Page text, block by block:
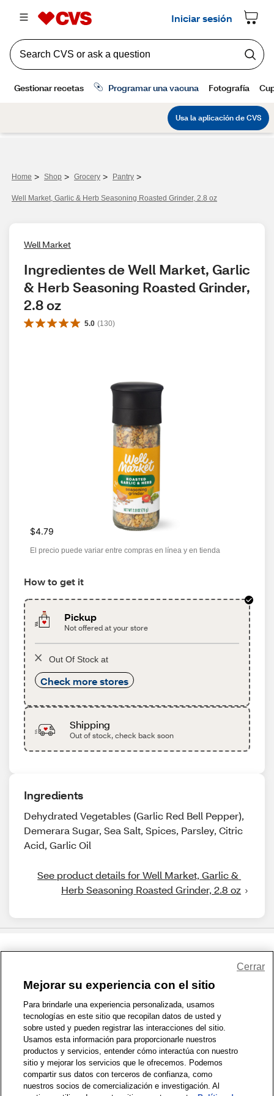
Home > Shop > Grocery > Pantry >
Well Market, Garlic & Herb Seasoning Roasted Grinder, 2.8 oz
Well Market
Ingredientes de Well Market, Garlic
& Herb Seasoning Roasted Grinder,
2.8 oz
5.0 (130)
$4.79
El precio puede variar entre compras en línea y en tienda
How to get it
Pickup
Not offered at your store
Out Of Stock at
Check more stores
Shipping
Out of stock, check back soon
Ingredients
Dehydrated Vegetables (Garlic Red Bell Pepper),
Demerara Sugar, Sea Salt, Spices, Parsley, Citric
Acid, Garlic Oil
See product details for Well Market, Garlic &
Herb Seasoning Roasted Grinder, 2.8 oz
1-800-679-9691 | Contáctenos | Términos de Uso | Accesibilidad
Política de Privacidad | WA Privacy Policy | Mapa del sitio
Zona de Bienestar | © 1999 - 2026 CVS.com
Mejorar su experiencia con el sitio
Para brindarle una experiencia personalizada, usamos
tecnologías en este sitio que recopilan datos de usted y
sobre usted y pueden registrar las interacciones del sitio.
Usamos esta información para proporcionarle nuestros
productos y servicios, entender cómo interactúa con nuestro
sitio y mejorar los servicios que le ofrecemos. Podemos
compartir sus datos con terceros de confianza, como
nuestros socios de comercialización e investigación. Al
Cerrar